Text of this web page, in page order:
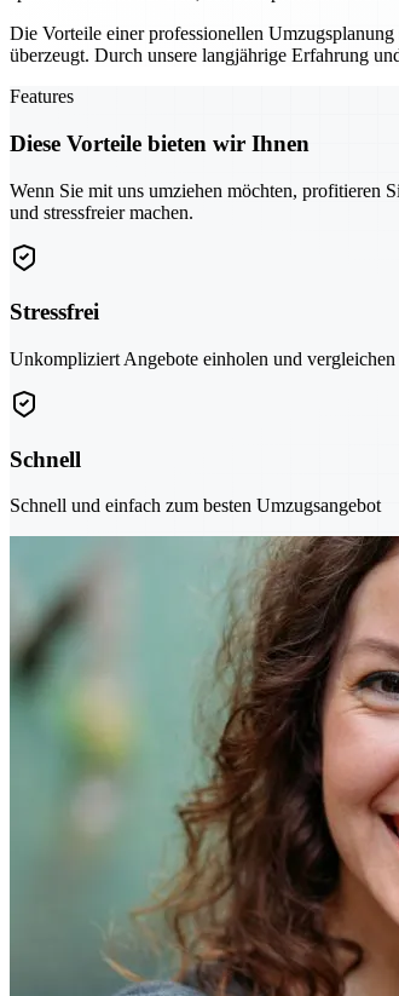
Die Vorteile einer professionellen
überzeugt. Durch unsere langjährige Erfahrung
Features
Diese Vorteile bieten wir Ihnen
Wenn Sie mit uns umziehen möchten, profitieren
und stressfreier machen.
Stressfrei
Unkompliziert Angebote einholen und vergleichen
Schnell
Schnell und einfach zum besten Umzugsangebot